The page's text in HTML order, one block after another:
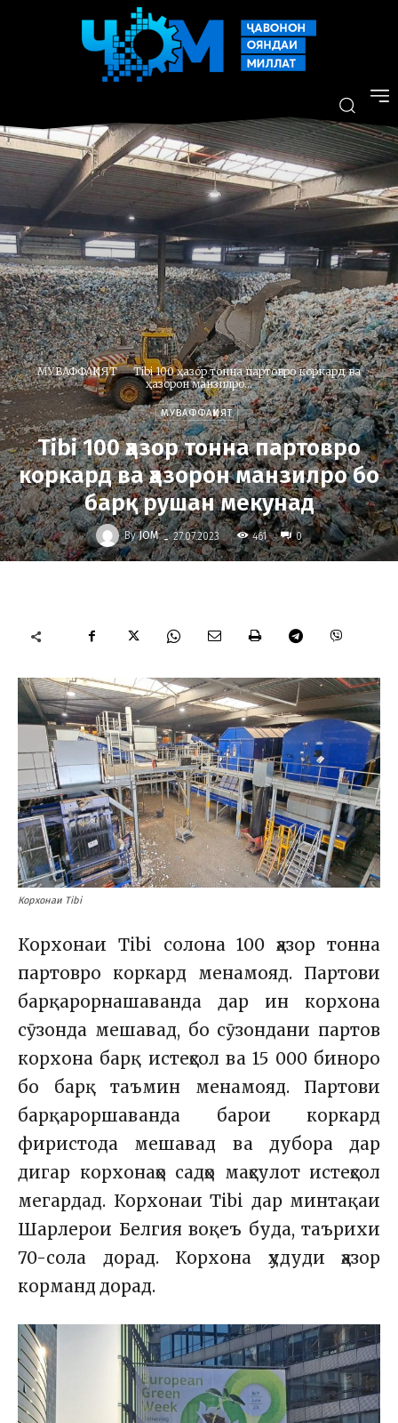
МУВАФФАҚИЯТ
Tibi 100 ҳазор тонна партовро коркард ва
ҳазорон манзилро...
МУВАФФАҚИЯТ
Tibi 100 ҳазор тонна партовро
коркард ва ҳазорон манзилро бо
барқ рушан мекунад
By JOM - 27.07.2023 461 0
Корхонаи Tibi
Корхонаи Tibi солона 100 ҳазор тонна
партовро коркард менамояд. Партови
барқарорнашаванда дар ин корхона
сӯзонда мешавад, бо сӯзондани партов
корхона барқ истеҳсол ва 15 000 биноро
бо барқ таъмин менамояд. Партови
барқароршаванда барои коркард
фиристода мешавад ва дубора дар
дигар корхонаҳо садҳо маҳсулот истеҳсол
мегардад. Корхонаи Tibi дар минтақаи
Шарлерои Белгия воқеъ буда, таърихи
70-сола дорад. Корхона ҳудуди ҳазор
корманд дорад.